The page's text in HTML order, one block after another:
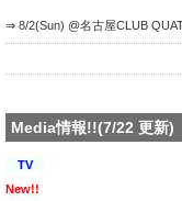
⇒ 8/2(Sun) @名古屋CLUB
Media情報!!(7/22 更新)
TV
New!!